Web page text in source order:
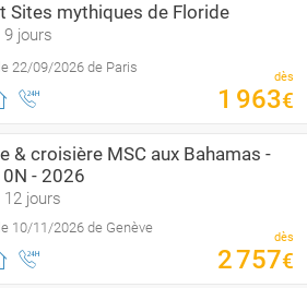
Sites mythiques de Floride
9 jours
22/09/2026 de Paris
dès
1 963€
& croisière MSC aux Bahamas -
- 2026
12 jours
10/11/2026 de Genève
dès
2757€